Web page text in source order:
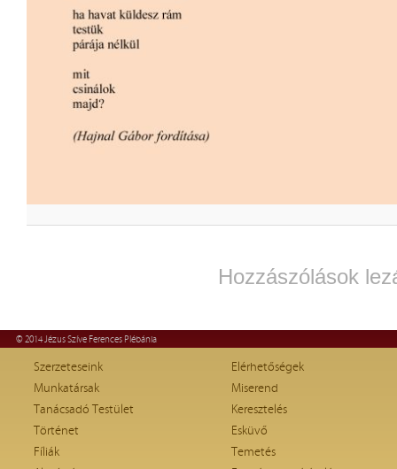
Hozzászólások
© 2014 Jézus Szíve Ferences Plébánia
Szerzeteseink
Munkatársak
Tanácsadó Testület
Történet
Fíliák
Elérhetőségek
Miserend
Keresztelés
Esküvő
Temetés